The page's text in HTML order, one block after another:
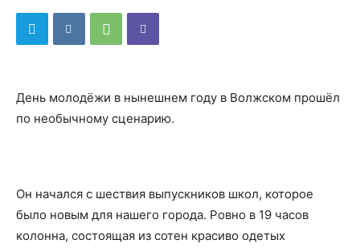
День молодёжи в нынешнем году в Волжском прошёл
по необычному сценарию.
Он начался с шествия выпускников школ, которое
было новым для нашего города. Ровно в 19 часов
колонна, состоящая из сотен красиво одетых